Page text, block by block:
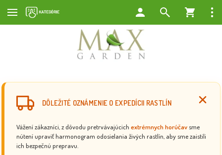
DÔLEŽITÉ OZNÁMENIE O EXPEDÍCII RASTLÍN
Vážení zákazníci, z dôvodu pretrvávajúcich extrémnych horúčav sme
nútení upraviť harmonogram odosielania živých rastlín, aby sme zaistili
ich bezpečnú prepravu.